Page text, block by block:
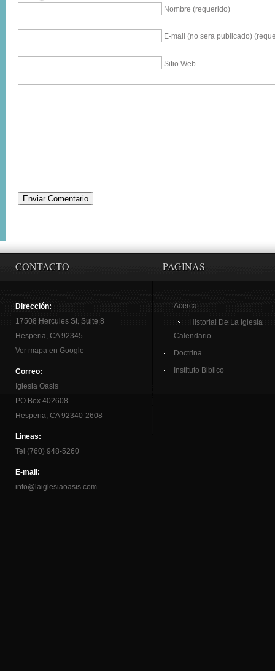
Nombre (requerido)
E-mail (no sera publicado)
Sitio Web
CONTACTO
Dirección:
17508 Hercules St. Suite 8
Hesperia, CA 92345
Ver mapa en Google
Correo:
Iglesia Oasis
PO Box 402608
Hesperia, CA 92340-2608
Lineas:
Tel (760) 948-5260
E-mail:
info@laiglesiaoasis.com
PAGINAS
Acerca
Historial De La Iglesia
Calendario
Doctrina
Instituto Biblico